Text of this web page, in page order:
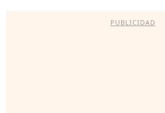
PUBLICIDAD